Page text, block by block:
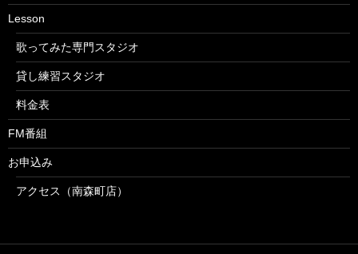
Lesson
歌ってみた専門スタジオ
貸し練習スタジオ
料金表
FM番組
お申込み
アクセス（南森町店）